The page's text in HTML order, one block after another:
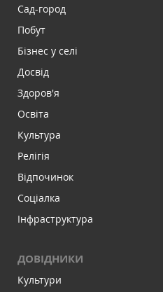
Сад-город
Побут
Бізнес у селі
Досвід
Здоров'я
Освіта
Культура
Релігія
Відпочинок
Соціалка
Інфраструктура
ДОВІДНИКИ
Культури